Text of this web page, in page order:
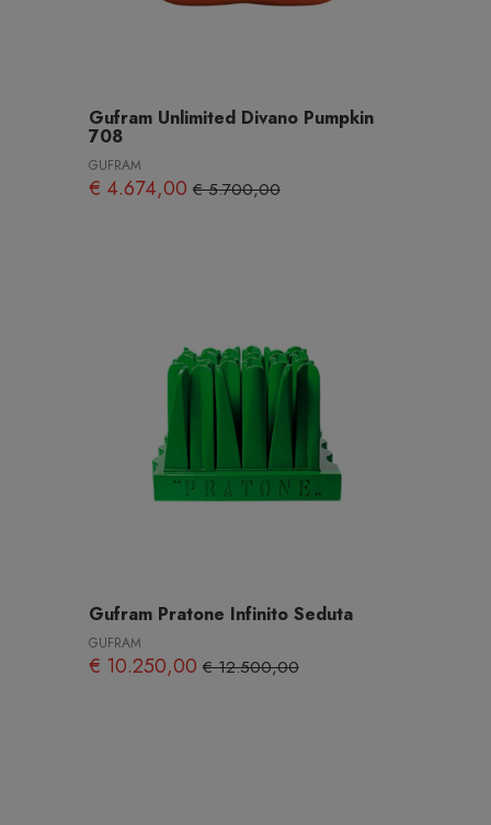
Gufram Unlimited Divano Pumpkin
708
GUFRAM
€ 4.674,00€ 5.700,00
Gufram Pratone Infinito Seduta
GUFRAM
€ 10.250,00€ 12.500,00